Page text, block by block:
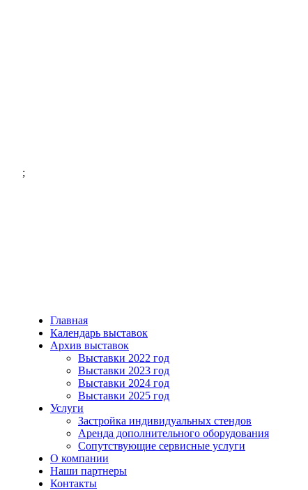
;
Главная
Календарь выставок
Архив выставок
Выставки 2022 год
Выставки 2023 год
Выставки 2024 год
Выставки 2025 год
Услуги
Застройка индивидуальных стендов
Аренда дополнительного оборудования
Сопутствующие сервисные услуги
О компании
Наши партнеры
Контакты